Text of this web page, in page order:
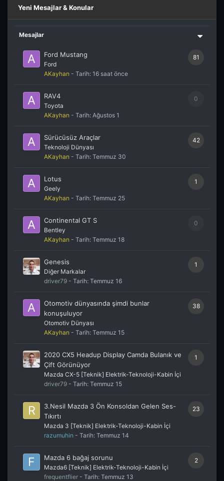
Yeni Mesajlar & Konular
Mesajlar
81
Ford Mustang
Ford
AKayhan - Tarih: 16 saat önce
0
RAV4
Toyota
AKayhan - Tarih: Ağustos 1
42
Sürücüsüz Araçlar
Teknoloji Dünyası
AKayhan - Tarih: Temmuz 30
1
Lotus
Geely
AKayhan - Tarih: Temmuz 25
0
Continental GT S
Bentley
AKayhan - Tarih: Temmuz 18
1
Genesis
Diğer Markalar
driver79 - Tarih: Temmuz 16
38
Otomotiv dünyasında şimdi bunlar
konuşuluyor
Otomotiv Dünyası
AKayhan - Tarih: Temmuz 15
1
2020 CX5 Headup Display Camda Bulanık ve
Çift Görünüyor
Mazda CX-5 [Teknik] Elektrik-Teknoloji-Kabin İçi
driver79 - Tarih: Temmuz 15
23
3.Nesil Mazda 3 Ön Konsoldan Gelen Ses-
Tıkırtı
Mazda 3 [Teknik] Elektrik-Teknoloji-Kabin İçi
razumuhin - Tarih: Temmuz 14
2
Mazda 6 bağaj sorunu
Mazda6 [Teknik] Elektrik-Teknoloji-Kabin İçi
frequentflier - Tarih: Temmuz 13